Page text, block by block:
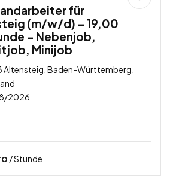
für
(m/w/d) – 19,00
– Nebenjob,
Minijob
Altensteig, Baden-Württemberg,
2026
/ Stunde